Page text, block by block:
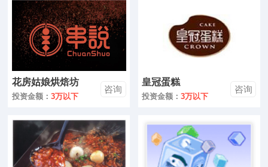
花房姑娘烘焙坊
投资金额： 3万以下
咨询
皇冠蛋糕
投资金额：3万以下
咨询
服装
酒水饮品
零售
医药
建材